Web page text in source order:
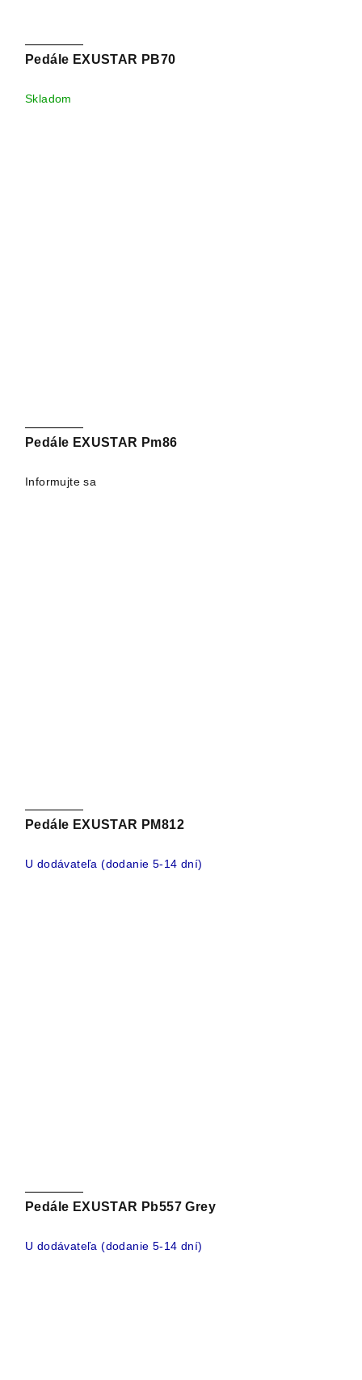
Pedále EXUSTAR PB70
Skladom
Pedále EXUSTAR Pm86
Informujte sa
Pedále EXUSTAR PM812
U dodávateľa (dodanie 5-14 dní)
Pedále EXUSTAR Pb557 Grey
U dodávateľa (dodanie 5-14 dní)